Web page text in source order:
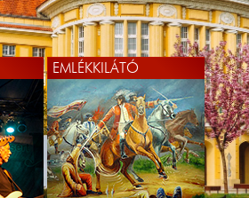
EMLÉKKILÁTÓ